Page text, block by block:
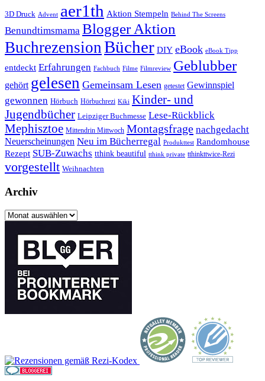
3D Druck Advent aer1th Aktion Stempeln Behind The Screens
Benundtimsmama Blogger Aktion
Buchrezension Bücher DIY eBook eBook Tipp
entdeckt Erfahrungen Fachbuch Filme Filmreview Geblubber
gehört gelesen Gemeinsam Lesen getestet Gewinnspiel
gewonnen Hörbuch Hörbuchrezi Kiki Kinder- und
Jugendbücher Leipziger Buchmesse Lese-Rückblick
Mephisztoe Mittendrin Mittwoch Montagsfrage nachgedacht
Neuerscheinungen Neu im Bücherregal Produkttest Randomhouse
Rezept SUB-Zuwachs tthink beautiful tthink private tthinkttwice-Rezi
vorgestellt Weihnachten
Archiv
Archiv